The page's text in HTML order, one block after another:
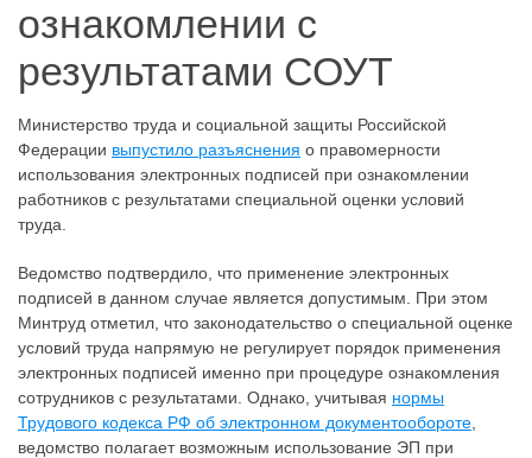
ознакомлении с
результатами СОУТ
Министерство труда и социальной защиты Российской
Федерации выпустило разъяснения о правомерности
использования электронных подписей при ознакомлении
работников с результатами специальной оценки условий
труда.
Ведомство подтвердило, что применение электронных
подписей в данном случае является допустимым. При этом
Минтруд отметил, что законодательство о специальной оценке
условий труда напрямую не регулирует порядок применения
электронных подписей именно при процедуре ознакомления
сотрудников с результатами. Однако, учитывая нормы
Трудового кодекса РФ об электронном документообороте
ведомство полагает возможным использование ЭП при